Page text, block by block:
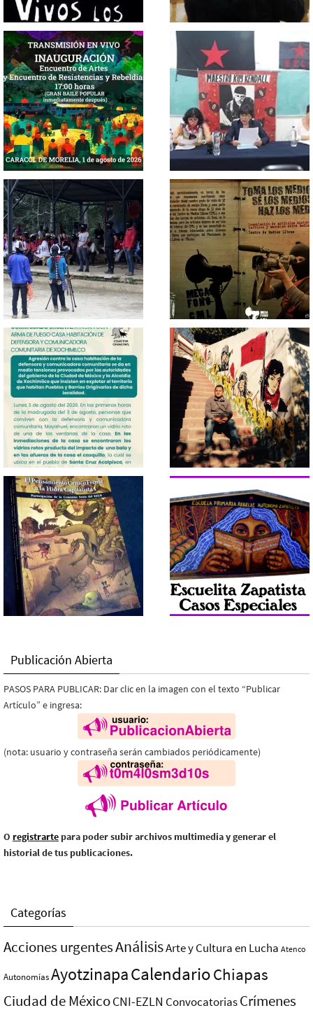
Publicación Abierta
PASOS PARA PUBLICAR: Dar clic en la imagen con el texto “Publicar
Artículo” e ingresa:
(nota: usuario y contraseña serán cambiados periódicamente)
O registrarte para poder subir archivos multimedia y generar el
historial de tus publicaciones.
Categorías
Acciones urgentesAnálisisArte y Cultura en Lucha Atenco
AutonomíasAyotzinapaCalendarioChiapas
Ciudad de MéxicoCNI-EZLN ConvocatoriasCrímenes